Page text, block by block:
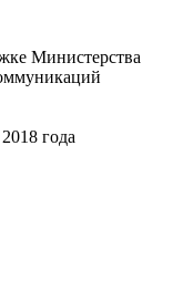
Министерства
года